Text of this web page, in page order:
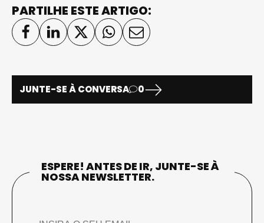
PARTILHE ESTE ARTIGO:
JUNTE-SE À CONVERSA 0
ESPERE! ANTES DE IR, JUNTE-SE À
NOSSA NEWSLETTER.